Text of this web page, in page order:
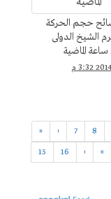
سائح حجم الحركة
الشيخ الدولى
« ‹ 7 8
15 16 › »